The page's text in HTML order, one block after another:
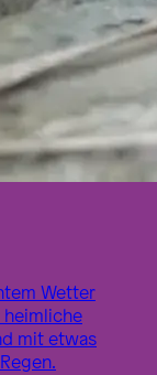
Wetter
heimliche
mit etwas